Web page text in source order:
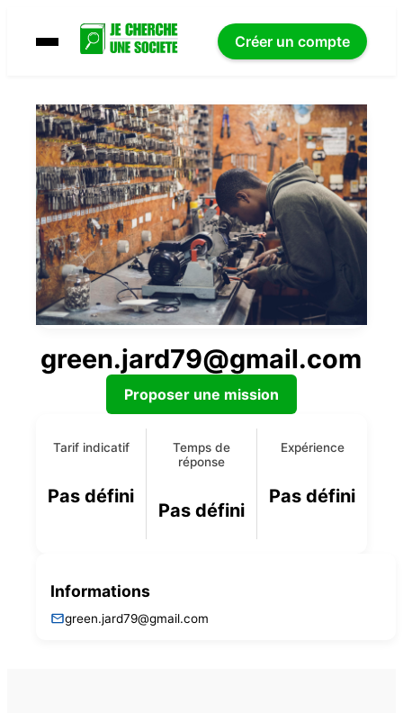
Créer un compte
green.jard79@gmail.com
Proposer une mission
Tarif indicatif
Pas défini
Temps de
réponse
Pas défini
Expérience
Pas défini
Informations
green.jard79@gmail.com